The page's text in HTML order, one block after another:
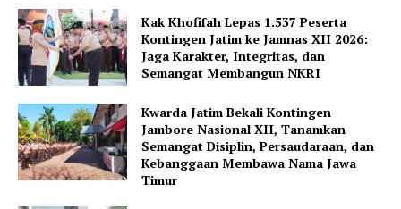
Kak Khofifah Lepas 1.537 Peserta
Kontingen Jatim ke Jamnas XII 2026:
Jaga Karakter, Integritas, dan
Semangat Membangun NKRI
Kwarda Jatim Bekali Kontingen
Jambore Nasional XII, Tanamkan
Semangat Disiplin, Persaudaraan, dan
Kebanggaan Membawa Nama Jawa
Timur